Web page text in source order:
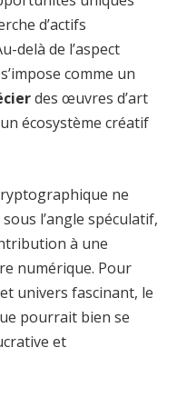
d’actifs
delà de l’aspect
comme un
des œuvres d’art
écosystème créatif
ne
l’angle spéculatif,
à une
numérique. Pour
univers fascinant, le
pourrait bien se
et